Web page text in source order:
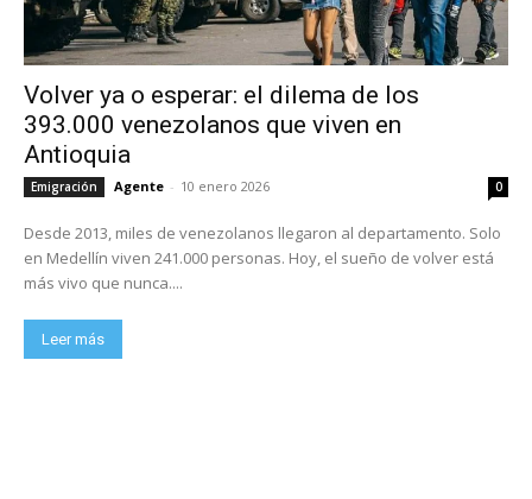
Volver ya o esperar: el dilema de los
393.000 venezolanos que viven en
Antioquia
Emigración Agente - 10 enero 2026 0
Desde 2013, miles de venezolanos llegaron al departamento. Solo
en Medellín viven 241.000 personas. Hoy, el sueño de volver está
más vivo que nunca....
Leer más